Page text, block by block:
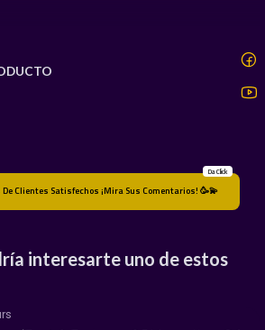
¡Sube de nivel tu colección con
!
réplicas de alta calidad. Si buscas
perfecto, esto es para ti:
(Real Riders).
De Clientes Satisfechos ¡Mira Sus Comentarios! 🥳💫
Da Click
interesarte uno de estos